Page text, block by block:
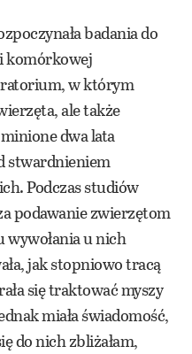
badania do
komórkowej
w którym
ale także
dwa lata
stwardnieniem
Podczas studiów
podawanie zwierzętom
u nich
jak stopniowo tracą
się traktować myszy
miała świadomość,
do nich zbliżałam,